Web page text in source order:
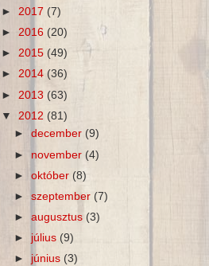
► 2017 (7)
► 2016 (20)
► 2015 (49)
► 2014 (36)
► 2013 (63)
▼ 2012 (81)
►december (9)
► november (4)
►október (8)
►szeptember (7)
►augusztus(3)
► július(9)
► június (3)